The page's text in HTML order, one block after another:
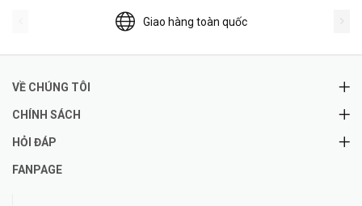
Giao hàng toàn quốc
VỀ CHÚNG TÔI
CHÍNH SÁCH
HỎI ĐÁP
FANPAGE